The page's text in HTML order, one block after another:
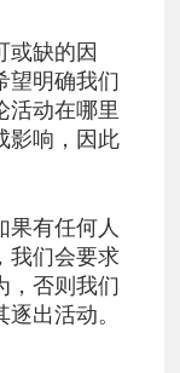
或缺的因
望明确我们
活动在哪里
影响，因此
果有任何人
我们会要求
，否则我们
出活动。